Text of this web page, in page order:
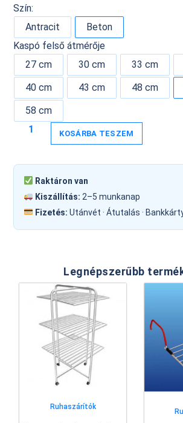
Szín:
Antracit
Beton
Kaspó felső átmérője
27 cm
30 cm 33 cm
40 cm
43 cm 48 cm
58 cm
KOSÁRBA TESZEM
Raktáron van
Kiszállítás: 2–5 munkanap
Fizetés: Utánvét · Átutalás ·
Legnépszerűbb
Ruhaszárítók